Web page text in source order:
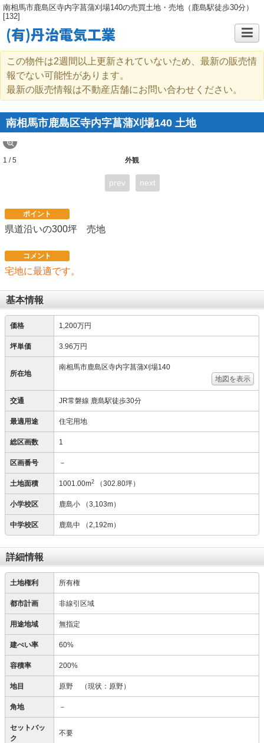
南相馬市鹿島区寺内字菖蒲刈場140の売買土地・売地（鹿島駅徒歩30分）
[132]
(有)丹治電気工業
この物件は2週間以上更新されていないため、最新の販売情
報でない可能性があります。
最新の販売情報は不動産店舗にお問い合わせください。
南相馬市鹿島区寺内字菖蒲刈場140 土地
外観
1 / 5
prev next
ポイント
県道沿いの300坪 売地
コメント
宅地に最適です。
基本情報
価格 1,200万円
坪単価 3.96万円
所在地
南相馬市鹿島区寺内字菖蒲刈場140
地図を表示
交通 JR常磐線 鹿島駅徒歩30分
最適用途 住宅用地
総区画数 1
区画番号 －
土地面積 1001.00m2 （302.80坪）
小学校区 鹿島小 （3,103m）
中学校区 鹿島中 （2,192m）
詳細情報
土地権利 所有権
都市計画 非線引区域
用途地域 無指定
建ぺい率 60%
容積率 200%
地目 原野 （現状：原野）
角地 －
セットバッ
ク
不要